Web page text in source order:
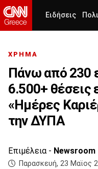
Ειδήσεις
ΧΡΗΜΑ
Πάνω από 230
6.500+ θέσεις
«Ημέρες
την ΔΥΠΑ
Επιμέλεια - Newsroom
Παρασκευή, 23 Μαϊος